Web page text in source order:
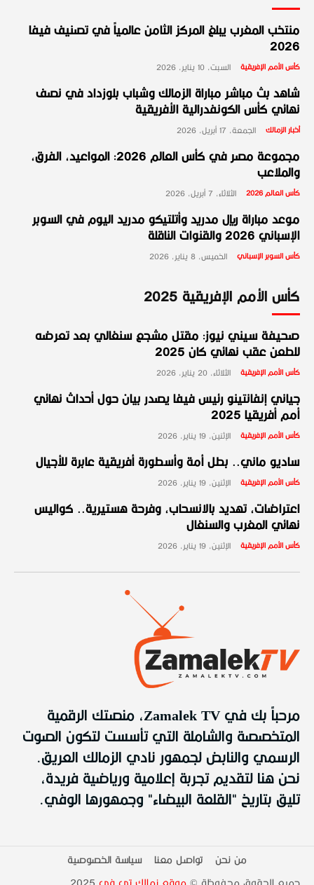
منتخب المغرب يبلغ المركز الثامن عالمياً في تصنيف فيفا
2026
كأس الأمم الإفريقية السبت، 10 يناير، 2026
شاهد بث مباشر مباراة الزمالك وشباب بلوزداد في نصف
نهائي كأس الكونفدرالية الأفريقية
أخبار الزمالك الجمعة، 17 أبريل، 2026
مجموعة مصر في كأس العالم 2026: المواعيد، الفرق،
والملاعب
كأس العالم 2026 الثلاثاء، 7 أبريل، 2026
موعد مباراة ريال مدريد وأتلتيكو مدريد اليوم في السوبر
الإسباني 2026 والقنوات الناقلة
كأس السوبر الإسباني الخميس، 8 يناير، 2026
كأس الأمم الإفريقية 2025
صحيفة سيني نيوز: مقتل مشجع سنغالي بعد تعرضه
للطعن عقب نهائي كان 2025
كأس الأمم الإفريقية الثلاثاء، 20 يناير، 2026
جياني إنفانتينو رئيس فيفا يصدر بيان حول أحداث نهائي
أمم أفريقيا 2025
كأس الأمم الإفريقية الإثنين، 19 يناير، 2026
ساديو ماني.. بطل أمة وأسطورة أفريقية عابرة للأجيال
كأس الأمم الإفريقية الإثنين، 19 يناير، 2026
اعتراضات، تهديد بالانسحاب، وفرحة هستيرية.. كواليس
نهائي المغرب والسنغال
كأس الأمم الإفريقية الإثنين، 19 يناير، 2026
مرحباً بك في Zamalek TV، منصتك الرقمية
المتخصصة والشاملة التي تأسست لتكون الصوت
الرسمي والنابض لجمهور نادي الزمالك العريق.
نحن هنا لتقديم تجربة إعلامية ورياضية فريدة،
تليق بتاريخ "القلعة البيضاء" وجمهورها الوفي.
سياسة الخصوصية تواصل معنا من نحن